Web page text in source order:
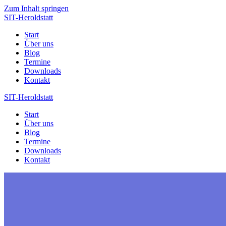
Zum Inhalt springen
SIT-Heroldstatt
Start
Über uns
Blog
Termine
Downloads
Kontakt
SIT-Heroldstatt
Start
Über uns
Blog
Termine
Downloads
Kontakt